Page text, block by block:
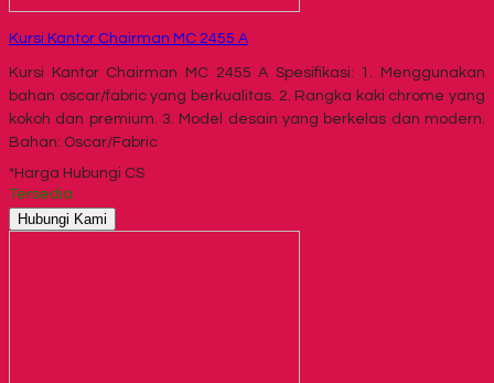
Kursi Kantor Chairman MC 2455 A
Kursi Kantor Chairman MC 2455 A Spesifikasi: 1. Menggunakan
bahan oscar/fabric yang berkualitas. 2. Rangka kaki chrome yang
kokoh dan premium. 3. Model desain yang berkelas dan modern.
Bahan: Oscar/Fabric
*Harga Hubungi CS
Tersedia
Hubungi Kami